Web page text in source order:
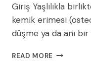
Giriş Yaşlılıkla
kemik erimesi
düşme ya da ani
READ MORE